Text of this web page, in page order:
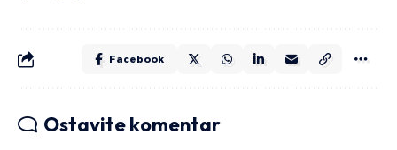
Facebook
Ostavite komentar